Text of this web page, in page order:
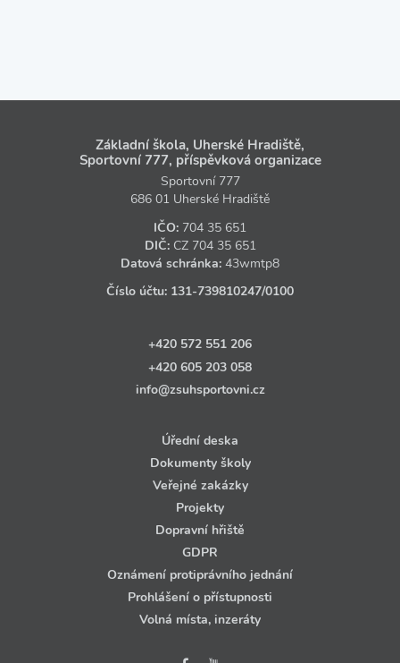
Základní škola, Uherské Hradiště,
Sportovní 777, příspěvková organizace
Sportovní 777
686 01 Uherské Hradiště
IČO: 704 35 651
DIČ: CZ 704 35 651
Datová schránka: 43wmtp8
Číslo účtu: 131‑739810247/0100
+420 572 551 206
+420 605 203 058
info@zsuhsportovni.cz
Úřední deska
Dokumenty školy
Veřejné zakázky
Projekty
Dopravní hřiště
GDPR
Oznámení protiprávního jednání
Prohlášení o přístupnosti
Volná místa, inzeráty